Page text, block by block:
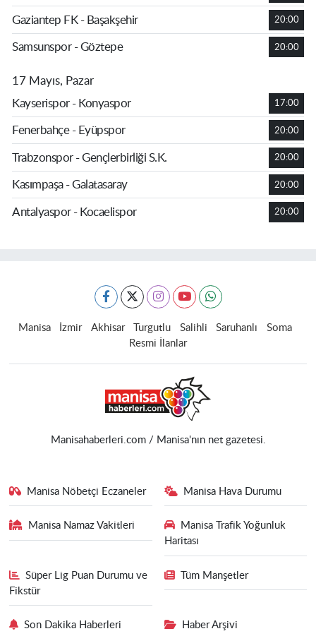
Gaziantep FK - Başakşehir 20:00
Samsunspor - Göztepe 20:00
17 Mayıs, Pazar
Kayserispor - Konyaspor
17:00
Fenerbahçe - Eyüpspor 20:00
Trabzonspor - Gençlerbirliği S.K. 20:00
Kasımpaşa - Galatasaray 20:00
Antalyaspor - Kocaelispor 20:00
Manisa İzmir Akhisar Turgutlu Salihli Saruhanlı
Soma
Resmi İlanlar
Manisahaberleri.com / Manisa'nın net gazetesi.
Manisa Nöbetçi Eczaneler Manisa Hava Durumu
Manisa Namaz Vakitleri
Manisa Trafik Yoğunluk
Haritası
Süper Lig Puan Durumu ve
Fikstür
Tüm Manşetler
Son Dakika Haberleri Haber Arşivi